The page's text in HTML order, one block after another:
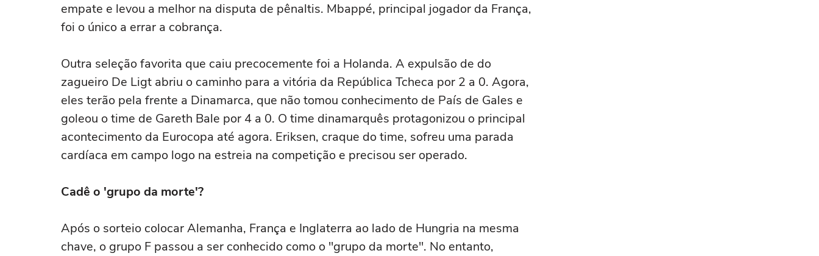
empate e levou a melhor na disputa de pênaltis. Mbappé, principal jogador da França,
foi o único a errar a cobrança.
Outra seleção favorita que caiu precocemente foi a Holanda. A expulsão de do
zagueiro De Ligt abriu o caminho para a vitória da República Tcheca por 2 a 0. Agora,
eles terão pela frente a Dinamarca, que não tomou conhecimento de País de Gales e
goleou o time de Gareth Bale por 4 a 0. O time dinamarquês protagonizou o principal
acontecimento da Eurocopa até agora. Eriksen, craque do time, sofreu uma parada
cardíaca em campo logo na estreia na competição e precisou ser operado.
Cadê o 'grupo da morte'?
Após o sorteio colocar Alemanha, França e Inglaterra ao lado de Hungria na mesma
chave, o grupo F passou a ser conhecido como o "grupo da morte". No entanto,